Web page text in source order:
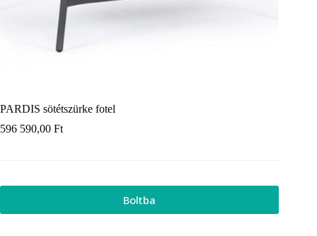
PARDIS sötétszürke fotel
596 590,00 Ft
Boltba